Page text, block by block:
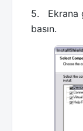
5. Ekrana
basın.